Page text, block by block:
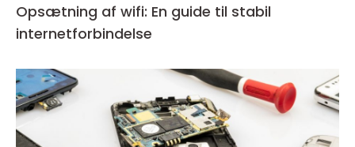
Opsætning af wifi: En guide til stabil
internetforbindelse